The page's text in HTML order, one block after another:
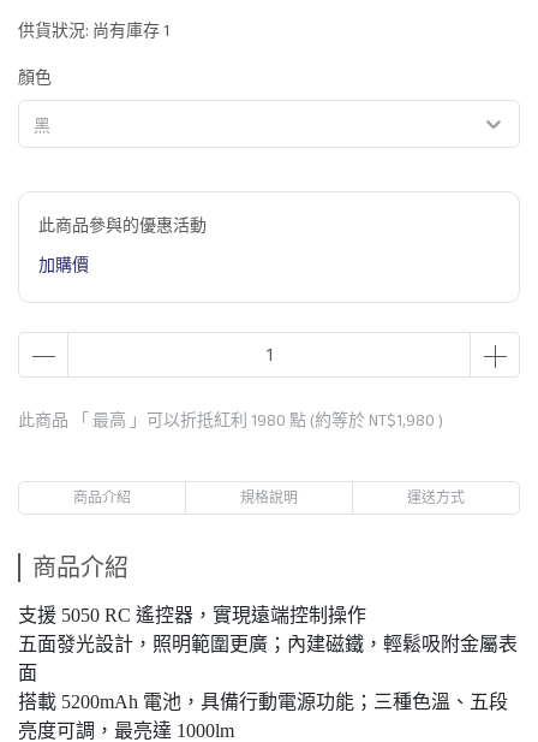
供貨狀況: 尚有庫存 1
顏色
黑
此商品參與的優惠活動
加購價
此商品 「 最高 」可以折抵紅利 1980 點 (約等於 NT$1,980 )
商品介紹 規格說明 運送方式
商品介紹
支援 5050 RC 遙控器，實現遠端控制操作
五面發光設計，照明範圍更廣；內建磁鐵，輕鬆吸附金屬表
面
搭載 5200mAh 電池，具備行動電源功能；三種色溫、五段
亮度可調，最亮達 1000lm